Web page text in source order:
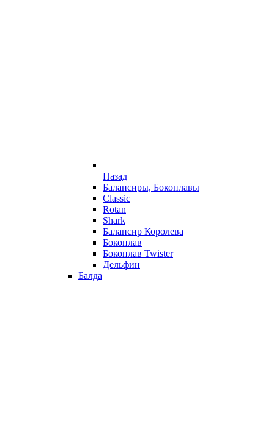
Назад
Балансиры, Бокоплавы
Classic
Rotan
Shark
Балансир Королева
Бокоплав
Бокоплав Twister
Дельфин
Балда